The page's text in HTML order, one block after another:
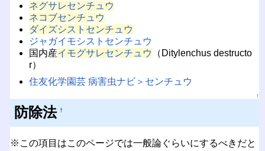
ネグサレセンチュウ
ネコブセンチュウ
ダイズシストセンチュウ
ジャガイモシストセンチュウ
国内産イモグサレセンチュウ
（Ditylenchus destructo
r）
住友化学園芸 病害虫ナビ＞センチュウ
↑
防除法 †
※この項目はこのページでは一般論ぐらいにするべきだと